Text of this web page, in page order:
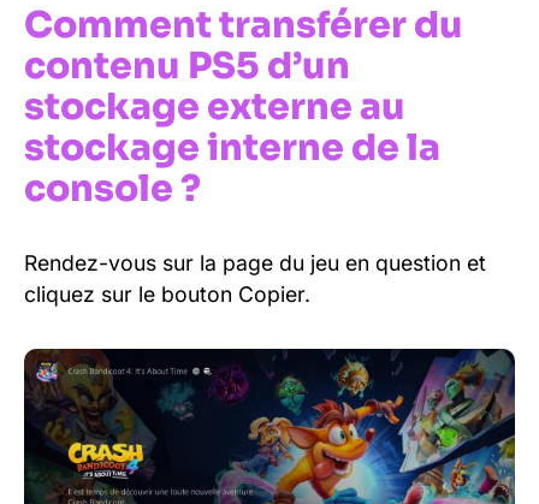
Comment transférer du
contenu PS5 d’un
stockage externe au
stockage interne de la
console ?
Rendez-vous sur la page du jeu en question et
cliquez sur le bouton Copier.